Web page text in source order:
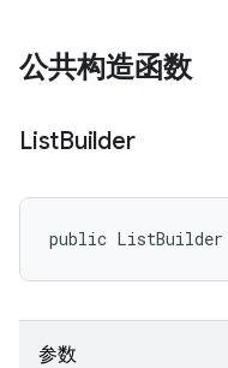
公共构造函数
ListBuilder
public ListBuilder
参数